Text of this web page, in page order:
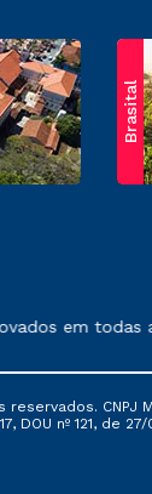
Brasital
serviços.
em
CNPJ
nº 121, de 27/